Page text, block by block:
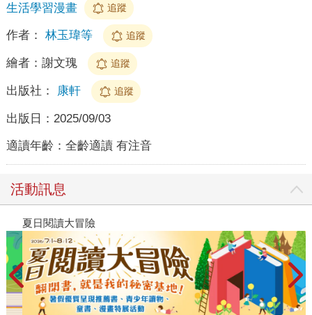
生活學習漫畫
追蹤
作者： 林玉瑋等 追蹤
繪者： 謝文瑰 追蹤
出版社： 康軒 追蹤
出版日： 2025/09/03
適讀年齡： 全齡適讀 有注音
活動訊息
夏日閱讀大冒險